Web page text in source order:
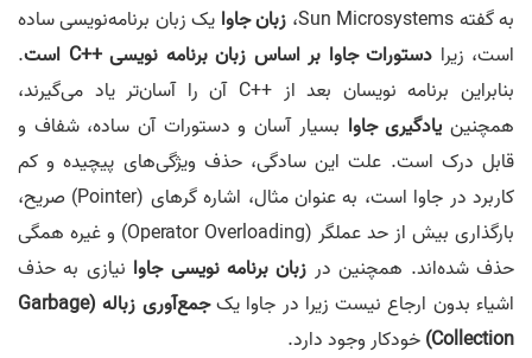
به گفته Sun Microsystems، زبان جاوا یک زبان برنامه‌نویسی ساده
است، زیرا دستورات جاوا بر اساس زبان برنامه نویسی ++C است
.
بنابراین برنامه نویسان بعد از ++C آن را آسان‌تر یاد می‌گیرند،
همچنین یادگیری جاوا بسیار آسان و دستورات آن ساده، شفاف و
قابل درک است. علت این سادگی، حذف ویژگی‌های پیچیده و کم
کاربرد در جاوا است، به عنوان مثال، اشاره گرهای (Pointer) صریح،
بارگذاری بیش از حد عملگر (Operator Overloading) و غیره همگی
حذف شده‌اند. همچنین در زبان برنامه نویسی جاوا نیازی به حذف
اشیاء بدون ارجاع نیست زیرا در جاوا یک
جمع‌آوری زباله (Garbage
Collection) خودکار وجود دارد.